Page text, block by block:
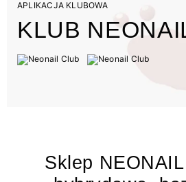
APLIKACJA KLUBOWA
KLUB
Sklep